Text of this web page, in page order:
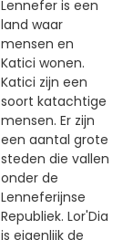
Lennefer is een
land waar
mensen en
Katici wonen.
Katici zijn een
soort katachtige
mensen. Er zijn
een aantal grote
steden die vallen
onder de
Lenneferijnse
Republiek. Lor'Dia
is eigenlijk de